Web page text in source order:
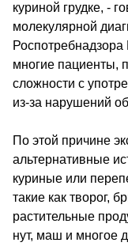
куриной грудке, -
молекулярной
многие пациенты,
сложности с
из-за нарушений
По этой причине
альтернативные
куриные или
такие как творог,
растительные
нут, маш и многое